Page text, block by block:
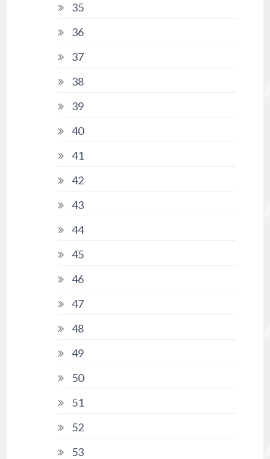
35
36
37
38
39
40
41
42
43
44
45
46
47
48
49
50
51
52
53